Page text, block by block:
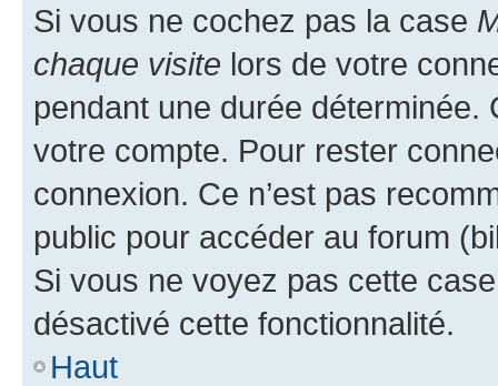
Si vous ne cochez pas la case
chaque visite lors de votre
pendant une durée déterminée.
votre compte. Pour rester
connexion. Ce n’est pas
public pour accéder au forum
Si vous ne voyez pas cette
désactivé cette fonctionnalité.
Haut